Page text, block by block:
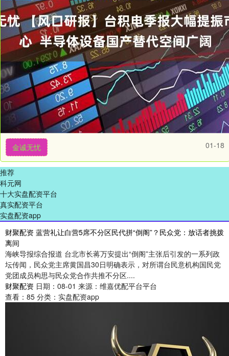
金诚无忧 01-18
推荐
科元网
十大实盘配资平台
真实配资平台
实盘配资app
财聚配资 蓝营礼让白营5席不分区民代拼“倒阁”？民众党：放话者挑拨
离间
海峡导报综合报道 台北市长蒋万安提出“倒阁”主张后引发的一系列政
坛传闻，民众党主席黄国昌30日明确表示，对所谓台民意机构国民党
党团成员构思与民众党合作共推不分区....
财聚配资 日期：08-01 来源：维嘉优配平台平台
查看： 85 分类： 实盘配资app